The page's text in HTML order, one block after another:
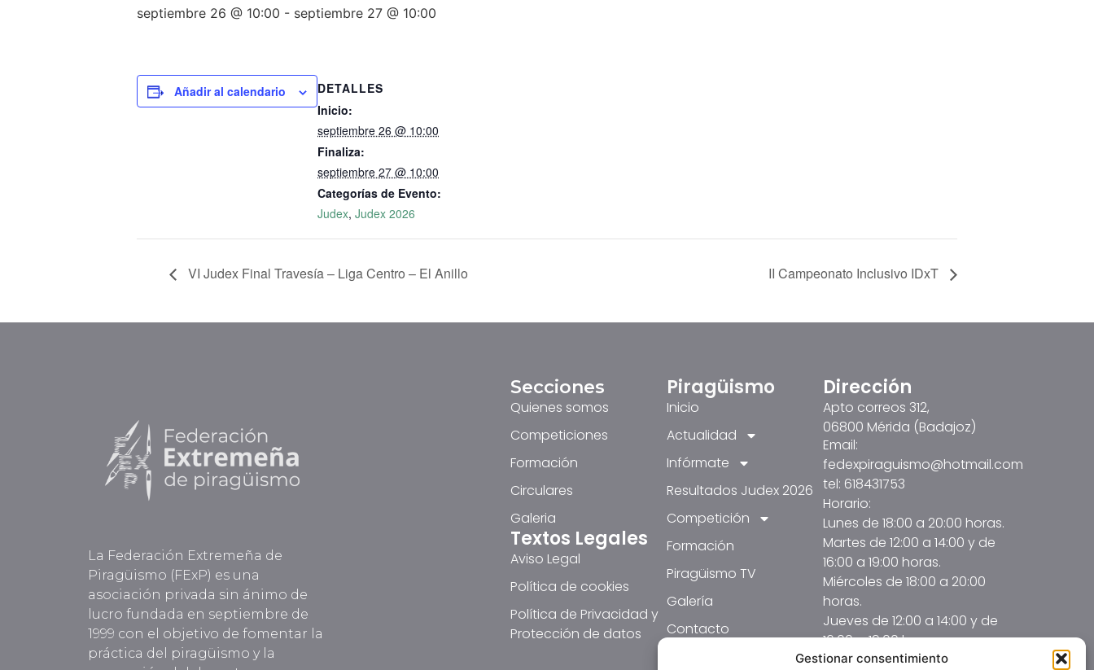
Gestionar consentimiento
septiembre 26 @ 10:00 - septiembre 27 @ 10:00
Añadir al calendario
DETALLES
Inicio:
septiembre 26 @ 10:00
Finaliza:
septiembre 27 @ 10:00
Categorías de Evento:
Judex, Judex 2026
VI Judex Final Travesía – Liga Centro – El Anillo II Campeonato Inclusivo IDxT
La Federación Extremeña de
Piragüismo (FExP) es una
asociación privada sin ánimo de
lucro fundada en septiembre de
1999 con el objetivo de fomentar la
práctica del piragüismo y la
Secciones
Quienes somos
Competiciones
Formación
Circulares
Galeria
Textos Legales
Aviso Legal
Política de cookies
Política de Privacidad y
Protección de datos
Piragüismo
Inicio
Actualidad
Infórmate
Resultados Judex 2026
Competición
Formación
Piragüismo TV
Galería
Contacto
Dirección
Apto correos 312,
06800 Mérida (Badajoz)
Email:
fedexpiraguismo@hotmail.com
tel: 618431753
Horario:
Lunes de 18:00 a 20:00 horas.
Martes de 12:00 a 14:00 y de
16:00 a 19:00 horas.
Miércoles de 18:00 a 20:00
horas.
Jueves de 12:00 a 14:00 y de
16:00 a 19:00 horas.